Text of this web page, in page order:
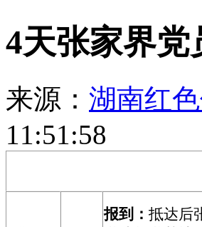
4天张家界
来源： 湖南红
11:51:58
报到 ： 抵达后